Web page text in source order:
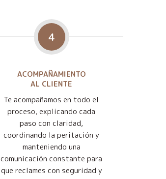
4
ACOMPAÑAMIENTO
AL CLIENTE
Te acompañamos en todo el
proceso, explicando cada
paso con claridad,
coordinando la peritación y
manteniendo una
comunicación constante para
que reclames con seguridad y